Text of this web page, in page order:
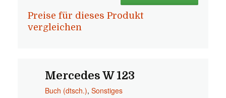
Preise für dieses Produkt
vergleichen
Mercedes W 123
Buch (dtsch.), Sonstiges